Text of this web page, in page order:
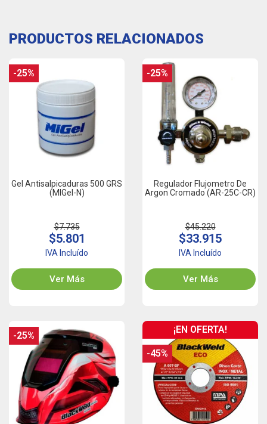
PRODUCTOS RELACIONADOS
Gel Antisalpicaduras 500 GRS
(MIGel-N)
$7.735
$5.801
IVA Incluído
Ver Más
-25%
Regulador Flujometro De
Argon Cromado (AR-25C-CR)
$45.220
$33.915
IVA Incluído
Ver Más
-25%
-25%
¡EN OFERTA!
-45%